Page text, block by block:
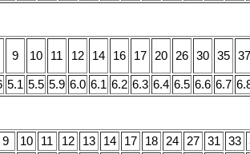
9 10 11 12 14 16 17 20 26 30 35 37
5.1 5.5 5.9 6.0 6.1 6.2 6.3 6.4 6.5 6.6 6.7
9 10 11 12 13 14 17 18 24 27 31 33